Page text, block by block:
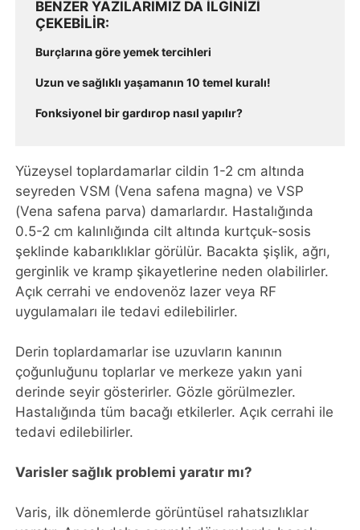
BENZER YAZILARIMIZ DA ILGINIZI
ÇEKEBILIR
Burçlarına göre yemek tercihleri
Uzun ve sağlıklı yaşamanın 10 temel kuralı!
Fonksiyonel bir gardırop nasıl yapılır?
Yüzeysel toplardamarlar cildin 1-2 cm altında
seyreden VSM (Vena safena magna) ve VSP
(Vena safena parva) damarlardır. Hastalığında
0.5-2 cm kalınlığında cilt altında kurtçuk-sosis
şeklinde kabarıklıklar görülür. Bacakta şişlik, ağrı,
gerginlik ve kramp şikayetlerine neden olabilirler.
Açık cerrahi ve endovenöz lazer veya RF
uygulamaları ile tedavi edilebilirler.
Derin toplardamarlar ise uzuvların kanının
çoğunluğunu toplarlar ve merkeze yakın yani
derinde seyir gösterirler. Gözle görülmezler.
Hastalığında tüm bacağı etkilerler. Açık cerrahi ile
tedavi edilebilirler.
Varisler sağlık problemi yaratır mı?
Varis, ilk dönemlerde görüntüsel rahatsızlıklar